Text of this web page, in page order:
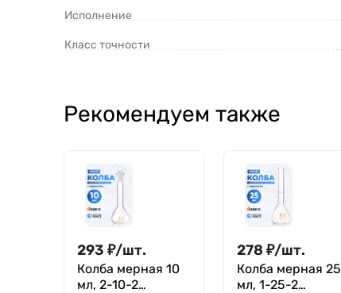
Исполнение
Класс точности
Рекомендуем также
293 ₽/шт.
Колба мерная 10
мл, 2-10-2
278 ₽/шт.
Колба мерная 25
мл, 1-25-2